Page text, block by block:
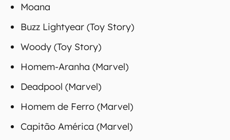
Moana
Buzz Lightyear (Toy Story)
Woody (Toy Story)
Homem-Aranha (Marvel)
Deadpool (Marvel)
Homem de Ferro (Marvel)
Capitão América (Marvel)